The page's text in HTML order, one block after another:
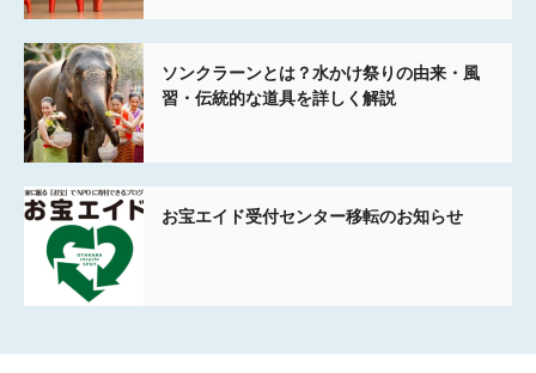
ソンクラーンとは？水かけ祭りの由来・風
習・伝統的な道具を詳しく解説
お宝エイド受付センター移転のお知らせ